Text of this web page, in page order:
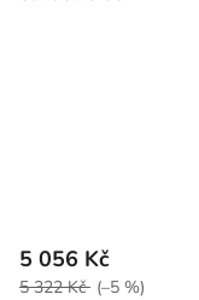
5 056 Kč
5 322 Kč (–5 %)